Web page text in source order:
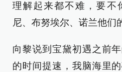
理解起来都不难，要不
尼、布努埃尔、诺兰他们
向黎说到宝黛初遇之前
的时间提速，我脑海里